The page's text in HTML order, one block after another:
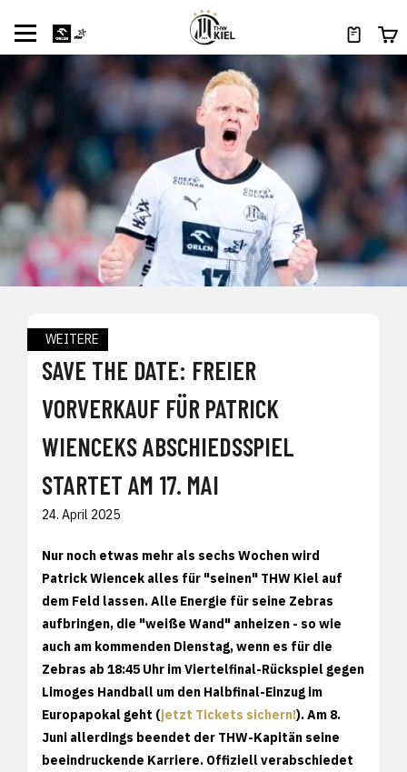
WEITERE
SAVE THE DATE: FREIER
VORVERKAUF FÜR PATRICK
WIENCEKS ABSCHIEDSSPIEL
STARTET AM 17. MAI
24. April 2025
Nur noch etwas mehr als sechs Wochen wird
Patrick Wiencek alles für "seinen" THW Kiel auf
dem Feld lassen. Alle Energie für seine Zebras
aufbringen, die "weiße Wand" anheizen - so wie
auch am kommenden Dienstag, wenn es für die
Zebras ab 18:45 Uhr im Viertelfinal-Rückspiel gegen
Limoges Handball um den Halbfinal-Einzug im
Europapokal geht (jetzt Tickets sichern!). Am 8.
Juni allerdings beendet der THW-Kapitän seine
beeindruckende Karriere. Offiziell verabschiedet